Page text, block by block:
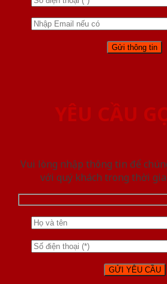
YÊU CẦU
Vui lòng nhập thông tin để
với quý khách trong thời